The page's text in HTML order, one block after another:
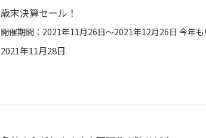
歳末決算セール！
2021年11月28日